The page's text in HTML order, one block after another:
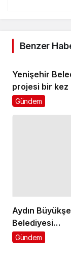
Benzer
Yenişehir
projesi bir kez
örnek olarak
Gündem
Aydın
Belediyesi
vatandaşların
Gündem